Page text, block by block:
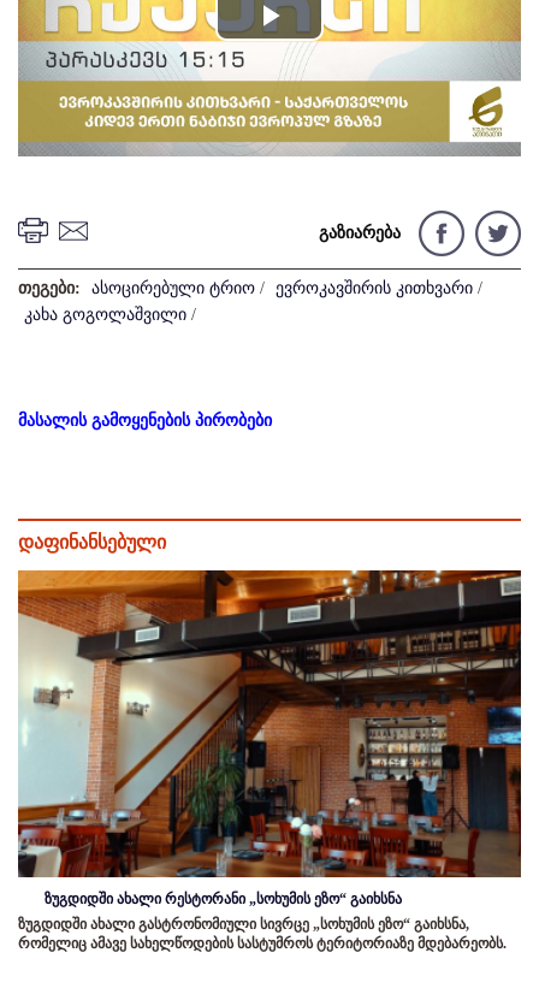
Play
Video
გაზიარება
თეგები: ასოცირებული ტრიო / ევროკავშირის კითხვარი /
კახა გოგოლაშვილი /
მასალის გამოყენების პირობები
დაფინანსებული
ზუგდიდში ახალი რესტორანი „სოხუმის ეზო“ გაიხსნა
ზუგდიდში ახალი გასტრონომიული სივრცე „სოხუმის ეზო“ გაიხსნა,
რომელიც ამავე სახელწოდების სასტუმროს ტერიტორიაზე მდებარეობს.